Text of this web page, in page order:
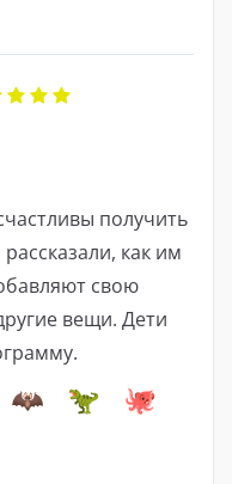
получить
как им
свою
вещи. Дети